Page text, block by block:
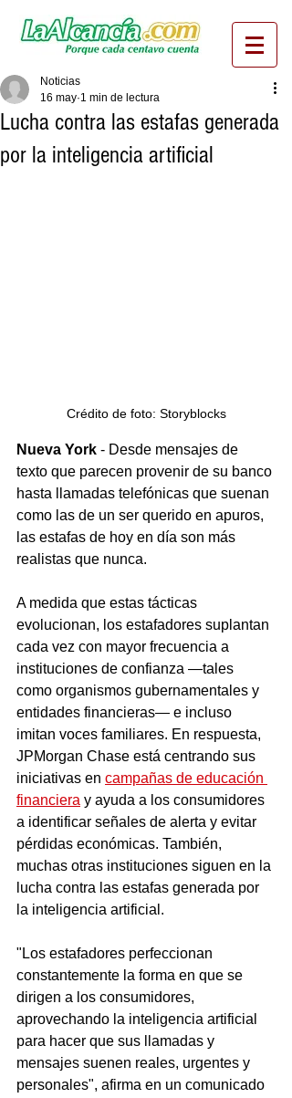
Lucha contra las estafas generada
por la inteligencia artificial
Noticias
16 may 1 min de lectura
Crédito de foto: Storyblocks
Nueva York - Desde mensajes de
texto que parecen provenir de su banco
hasta llamadas telefónicas que suenan
como las de un ser querido en apuros,
las estafas de hoy en día son más
realistas que nunca.
A medida que estas tácticas
evolucionan, los estafadores suplantan
cada vez con mayor frecuencia a
instituciones de confianza —tales
como organismos gubernamentales y
entidades financieras— e incluso
imitan voces familiares. En respuesta,
JPMorgan Chase está centrando sus
iniciativas en campañas de educación
financiera y ayuda a los consumidores
a identificar señales de alerta y evitar
pérdidas económicas. También,
muchas otras instituciones siguen en la
lucha contra las estafas generada por
la inteligencia artificial.
"Los estafadores perfeccionan
constantemente la forma en que se
dirigen a los consumidores,
aprovechando la inteligencia artificial
para hacer que sus llamadas y
mensajes suenen reales, urgentes y
personales", afirma en un comunicado